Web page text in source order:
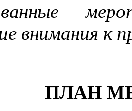
внимания к
ПЛАН